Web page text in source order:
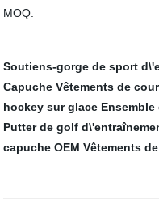
MOQ.
Soutiens-gorge de sport
Capuche Vêtements de
hockey sur glace
Putter de golf
capuche OEM Vêtements